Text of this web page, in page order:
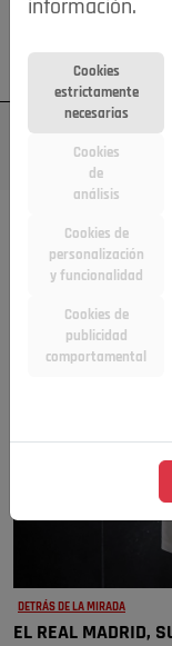
NOSOTROS
Su cuenta
DETRÁS DE LA MIRADA
EL REAL MADRID,
información.
Cookies
estrictamente
necesarias
Cookies
de
análisis
Cookies de
personalización
y funcionalidad
Cookies de
publicidad
comportamental